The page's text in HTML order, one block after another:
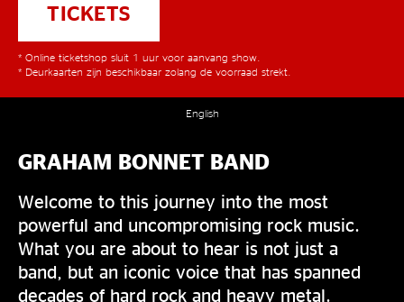
TICKETS
* Online ticketshop sluit 1 uur voor aanvang show.
* Deurkaarten zijn beschikbaar zolang de voorraad strekt.
English
GRAHAM BONNET BAND
Welcome to this journey into the most
powerful and uncompromising rock music.
What you are about to hear is not just a
band, but an iconic voice that has spanned
decades of hard rock and heavy metal.